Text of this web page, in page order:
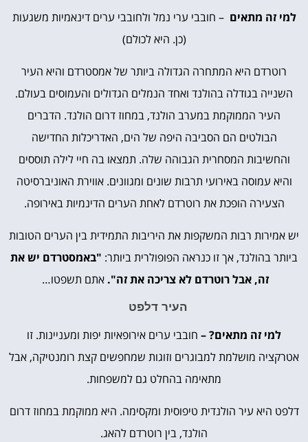
למי זה מתאים – חובבי ערי נמל ולחובבי ערים דינאמיות משגעות
(כן. היא לכולם)
רוטרדם היא המתחרה הגדולה ביותר של אמסטרדם והיא העיר
השנייה בגודלה בהולנד ואחד הנמלים הגדולים והעמוסים בעולם.
העיר הממוקמת במערב הולנד, במחוז דרום הולנד. הדברים
הבולטים הם הסביבה היפה של הים, האדריכלות החדישה
והחשיבות המסחרית הגבוהה שלה. תמצאו בה חיי לילה תוססים
והיא עמוסה באירועי תרבות שונים ומגוונים. אווירת האוניברסיטה
הצעירה הופכת את רוטרדם לאחת הערים הדינמיות באירופה.
יש אמירות רבות המשקפות את היריבות התמידית בין הערים הטובות
ביותר בהולנד, אך זו כנראה הפופולרית ביותר: "באמסטרדם יש את
זה, אבל רוטרדם לא צריכה את זה". אתם תשפטו…
העיר דלפט
למי זה מתאים? – חובבי ערים אירופאיות יפות ומעניינות. זו
אטרקציה מושלמת למבוגרים וזוגות שמחפשים קצת רומנטיקה, אבל
מתאימה בהחלט גם למשפחות.
דלפט היא עיר הולנדית טיפוסית ומקסימה. היא ממוקמת במחוז דרום
הולנד, בין רוטרדם להאג.